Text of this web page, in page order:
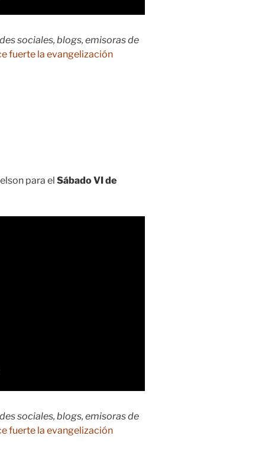
sociales, blogs, emisoras de
fuerte la evangelización
para el Sábado VI de
sociales, blogs, emisoras de
fuerte la evangelización